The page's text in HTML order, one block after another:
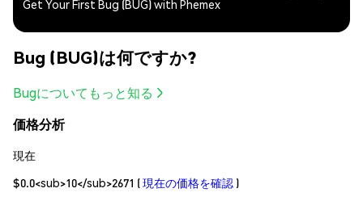
Get Your First Bug (BUG) with Phemex
Bug (BUG)は何ですか?
Bugについてもっと知る
価格分析
現在
$0.0<sub>10</sub>2671 (現在の価格を確認 )